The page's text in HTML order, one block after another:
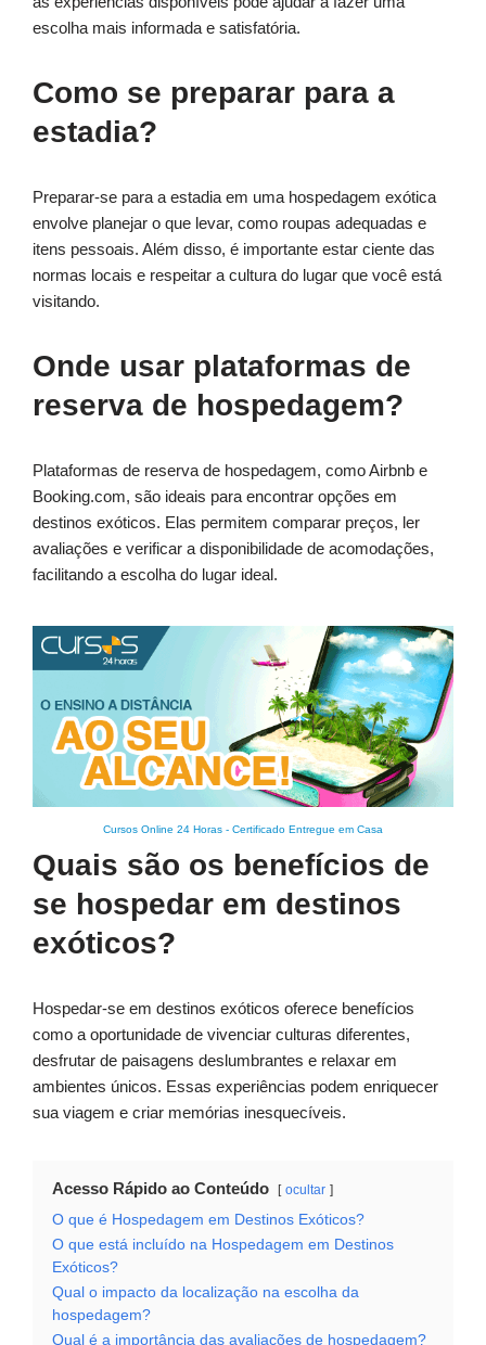
escolha mais informada e satisfatória.
Como se preparar para a
estadia?
Preparar-se para a estadia em uma hospedagem exótica
envolve planejar o que levar, como roupas adequadas e
itens pessoais. Além disso, é importante estar ciente das
normas locais e respeitar a cultura do lugar que você está
visitando.
Onde usar plataformas de
reserva de hospedagem?
Plataformas de reserva de hospedagem, como Airbnb e
Booking.com, são ideais para encontrar opções em
destinos exóticos. Elas permitem comparar preços, ler
avaliações e verificar a disponibilidade de acomodações,
facilitando a escolha do lugar ideal.
Cursos Online 24 Horas - Certificado Entregue em Casa
Quais são os benefícios de
se hospedar em destinos
exóticos?
Hospedar-se em destinos exóticos oferece benefícios
como a oportunidade de vivenciar culturas diferentes,
desfrutar de paisagens deslumbrantes e relaxar em
ambientes únicos. Essas experiências podem enriquecer
sua viagem e criar memórias inesquecíveis.
Acesso Rápido ao Conteúdo ocultar
O que é Hospedagem em Destinos Exóticos?
O que está incluído na Hospedagem em Destinos
Exóticos?
Qual o impacto da localização na escolha da
hospedagem?
Qual é a importância das avaliações de hospedagem?